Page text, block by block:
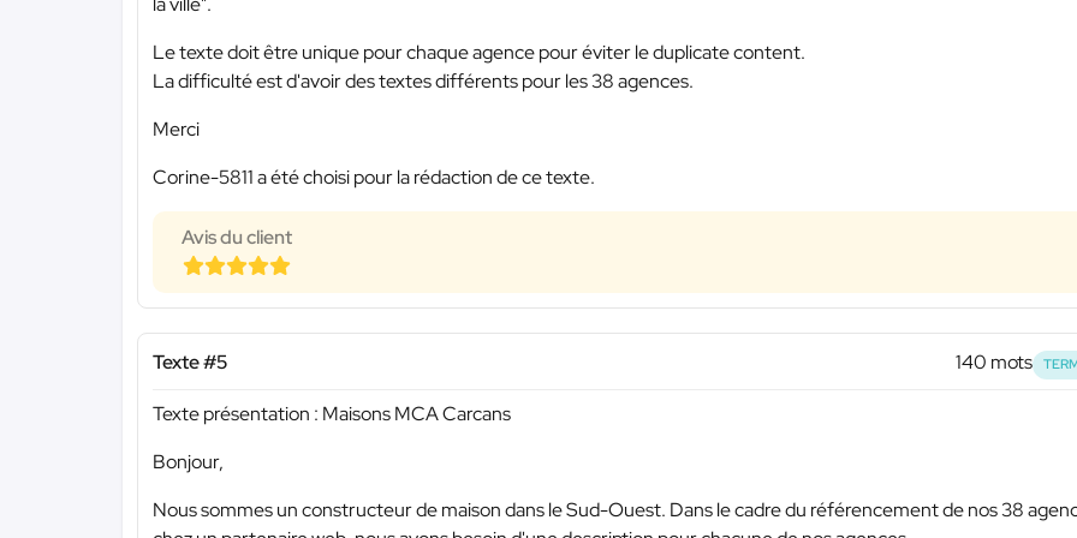
Le texte doit être unique pour chaque agence pour éviter le duplicate content.
La difficulté est d'avoir des textes différents pour les 38 agences.
Merci
Corine-5811 a été choisi pour la rédaction de ce texte.
Avis du client
Texte #5 140 mots
Texte présentation : Maisons MCA Carcans
Bonjour,
Nous sommes un constructeur de maison dans le Sud-Ouest. Dans le cadre du référencement de nos 38